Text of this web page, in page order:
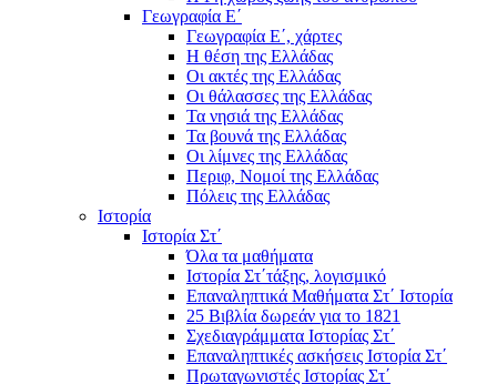
Γεωγραφία Ε΄
Γεωγραφία Ε΄, χάρτες
Η θέση της Ελλάδας
Οι ακτές της Ελλάδας
Οι θάλασσες της Ελλάδας
Τα νησιά της Ελλάδας
Τα βουνά της Ελλάδας
Οι λίμνες της Ελλάδας
Περιφ, Νομοί της Ελλάδας
Πόλεις της Ελλάδας
Ιστορία
Ιστορία Στ΄
Όλα τα μαθήματα
Ιστορία Στ΄τάξης, λογισμικό
Επαναληπτικά Μαθήματα Στ΄ Ιστορία
25 Βιβλία δωρεάν για το 1821
Σχεδιαγράμματα Ιστορίας Στ΄
Επαναληπτικές ασκήσεις Ιστορία Στ΄
Πρωταγωνιστές Ιστορίας Στ΄